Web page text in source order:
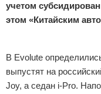
учетом
этом «Китайским
В Evolute
выпустят на
Joy, а седан i-Pro.